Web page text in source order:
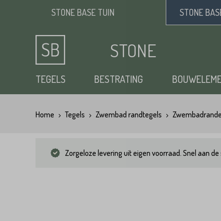
STONE BASE TUIN STONE
STONE
BASE
TEGELS
Keramische tuintegels
BESTRATING
Klinkers
Opsluitbanden
Siergrind
Vloertegels
Home Tegels Zwembad randtegels
Zorgeloze levering uit eigen voorraad. Snel aan de